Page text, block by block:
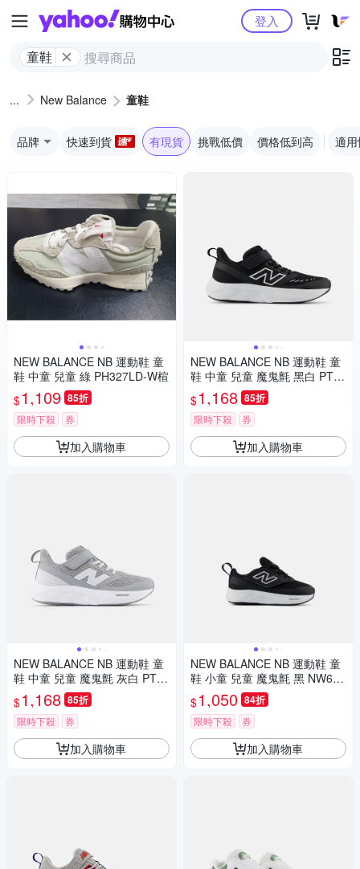
Yahoo購物中心
童鞋
登入
New Balance 童鞋
品牌 快速到貨 有現貨 挑戰低價 價格低到高 適
NEW BALANCE NB 運動鞋 童
鞋 中童 兒童 綠 PH327LD-W楦
$1,109 85折
限時下殺 券
加入購物車
NEW BALANCE NB 運動鞋 童
鞋 中童 兒童 魔鬼氈 灰白 PT62
5ED-W楦
$1,168 85折
限時下殺 券
加入購物車
NEW BALANCE NB 運動鞋 童
鞋 中童 兒童 魔鬼氈 黑白 PT62
5BK-W楦
$1,168 85折
限時下殺 券
加入購物車
NEW BALANCE NB 運動鞋 童
鞋 小童 兒童 魔鬼氈 黑 NW625
BK-W楦
$1,050 84折
限時下殺 券
加入購物車